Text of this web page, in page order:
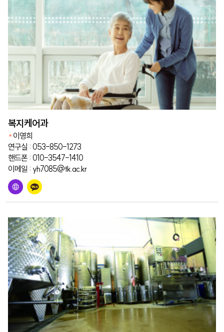
복지케어과
이영희
연구실 : 053-850-1273
핸드폰 : 010-3547-1410
이메일 : yh7085@tk.ac.kr